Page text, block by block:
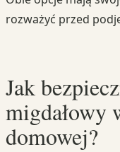
rozważyć przed
Jak
migdałowy
domowej?